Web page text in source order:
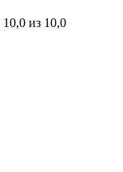
10,0 из 10,0